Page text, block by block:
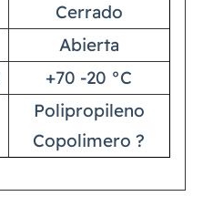
Cerrado
Abierta
+70 -20 °C
Polipropileno
Copolimero ?